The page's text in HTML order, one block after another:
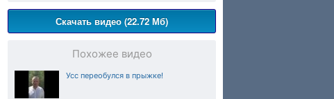
Скачать видео (22.72 Мб)
Похожее видео
Усс переобулся в прыжке!